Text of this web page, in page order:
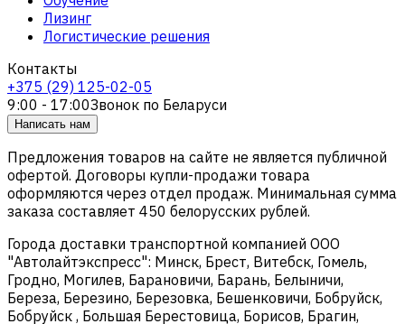
Лизинг
Логистические решения
Контакты
+375 (29) 125-02-05
9:00 - 17:00Звонок по Беларуси
Написать нам
Предложения товаров на сайте не является публичной
офертой. Договоры купли-продажи товара
оформляются через отдел продаж. Минимальная сумма
заказа составляет 450 белорусских рублей.
Города доставки транспортной компанией ООО
"Автолайтэкспресс": Минск, Брест, Витебск, Гомель,
Гродно, Могилев, Барановичи, Барань, Белыничи,
Береза, Березино, Березовка, Бешенковичи, Бобруйск,
Бобруйск , Большая Берестовица, Борисов, Брагин,